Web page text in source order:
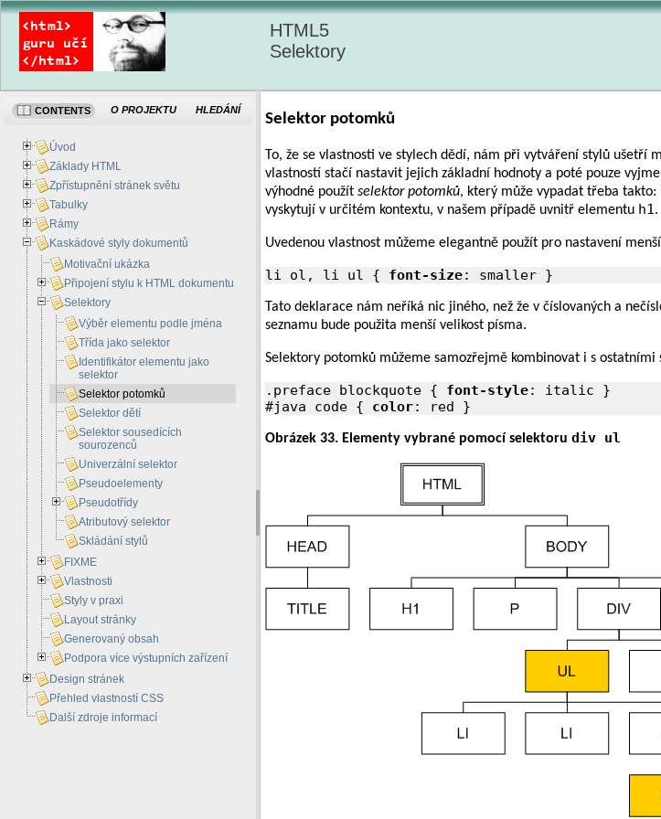
HTML5
Selektory
Selektor potomků
To, že se vlastnosti ve stylech dědí, nám při vytváření stylů ušetří
vlastností stačí nastavit jejich základní hodnoty a poté pouze
výhodné použít selektor potomků, který může vypadat třeba takto:
vyskytují v určitém kontextu, v našem případě uvnitř elementu h1.
Uvedenou vlastnost můžeme elegantně použít pro nastavení
li ol, li ul { font-size: smaller }
Tato deklarace nám neříká nic jiného, než že v číslovaných a
seznamu bude použita menší velikost písma.
Selektory potomků můžeme samozřejmě kombinovat i s ostatními
.preface blockquote { font-style: italic }
#java code { color: red }
Obrázek 33. Elementy vybrané pomocí selektoru div ul
CONTENTS O PROJEKTU HLEDÁNÍ
Úvod
Základy HTML
Zpřístupnění stránek světu
Tabulky
Rámy
Kaskádové styly dokumentů
Motivační ukázka
Připojení stylu k HTML dokumentu
Selektory
Výběr elementu podle jména
Třída jako selektor
Identifikátor elementu jako
selektor
Selektor potomků
Selektor dětí
Selektor sousedících
sourozenců
Univerzální selektor
Pseudoelementy
Pseudotřídy
Atributový selektor
Skládání stylů
FIXME
Vlastnosti
Styly v praxi
Layout stránky
Generovaný obsah
Podpora více výstupních zařízení
Design stránek
Přehled vlastností CSS
Další zdroje informací